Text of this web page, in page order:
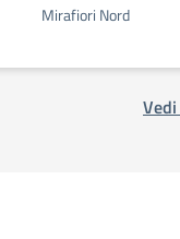
Mirafiori Nord